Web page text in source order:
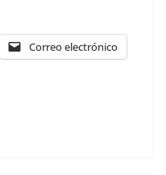
Correo electrónico